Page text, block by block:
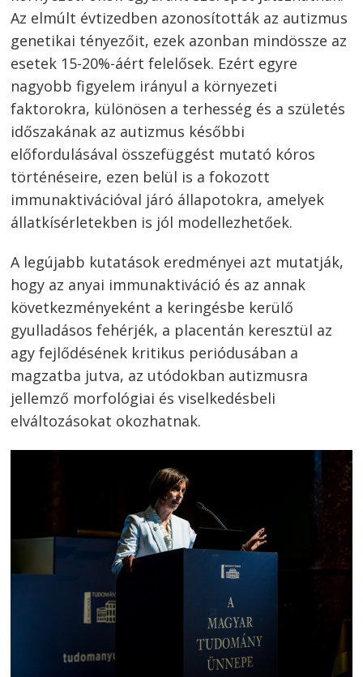
Az elmúlt évtizedben azonosították az autizmus
genetikai tényezőit, ezek azonban mindössze az
esetek 15-20%-áért felelősek. Ezért egyre
nagyobb figyelem irányul a környezeti
faktorokra, különösen a terhesség és a születés
időszakának az autizmus későbbi
előfordulásával összefüggést mutató kóros
történéseire, ezen belül is a fokozott
immunaktivációval járó állapotokra, amelyek
állatkísérletekben is jól modellezhetőek.
A legújabb kutatások eredményei azt mutatják,
hogy az anyai immunaktiváció és az annak
következményeként a keringésbe kerülő
gyulladásos fehérjék, a placentán keresztül az
agy fejlődésének kritikus periódusában a
magzatba jutva, az utódokban autizmusra
jellemző morfológiai és viselkedésbeli
elváltozásokat okozhatnak.
Bejegyzés
navigáció